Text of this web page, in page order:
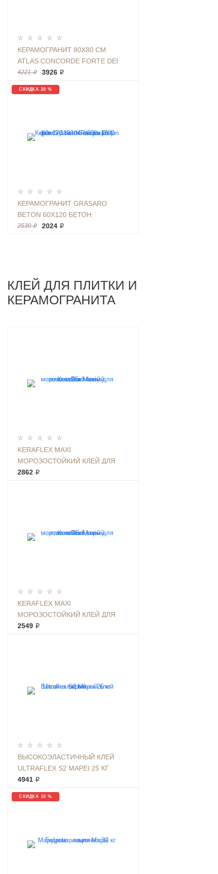
КЕРАМОГРАНИТ 80X80 СМ
ATLAS CONCORDE FORTE DEI
MARMI CEPPO AP CREAM RETT
БЕЛЫЙ КАМЕНЬ | 610010002723
ФОН
4221 ₽ 3926 ₽
СКИДКА 20 %
КЕРАМОГРАНИТ GRASARO
BETON 60Х120 БЕТОН
АНТРАЦИТ | ФОН G-
2530 ₽ 2024 ₽
КЛЕЙ ДЛЯ ПЛИТКИ И
КЕРАМОГРАНИТА
KERAFLEX MAXI
МОРОЗОСТОЙКИЙ КЛЕЙ ДЛЯ
ПЛИТКИ 25КГ БЕЛЫЙ
2862 ₽
KERAFLEX MAXI
МОРОЗОСТОЙКИЙ КЛЕЙ ДЛЯ
ПЛИТКИ 25КГ СЕРЫЙ
2549 ₽
ВЫСОКОЭЛАСТИЧНЫЙ КЛЕЙ
ULTRAFLEX S2 MAPEI 25 КГ
СЕРЫЙ
4941 ₽
СКИДКА 10 %